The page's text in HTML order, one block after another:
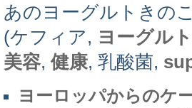
あのヨーグルトきの
(ケフィア, ヨーグルト
美容, 健康, 乳酸菌,
ヨーロッパからのケ